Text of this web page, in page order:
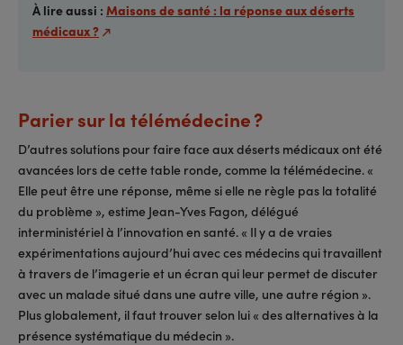
À lire aussi : Maisons de santé : la réponse aux déserts
médicaux ?
Parier sur la télémédecine ?
D’autres solutions pour faire face aux déserts médicaux ont été
avancées lors de cette table ronde, comme la télémédecine. «
Elle peut être une réponse, même si elle ne règle pas la totalité
du problème », estime Jean-Yves Fagon, délégué
interministériel à l’innovation en santé. « Il y a de vraies
expérimentations aujourd’hui avec ces médecins qui travaillent
à travers de l’imagerie et un écran qui leur permet de discuter
avec un malade situé dans une autre ville, une autre région ».
Plus globalement, il faut trouver selon lui « des alternatives à la
présence systématique du médecin ».